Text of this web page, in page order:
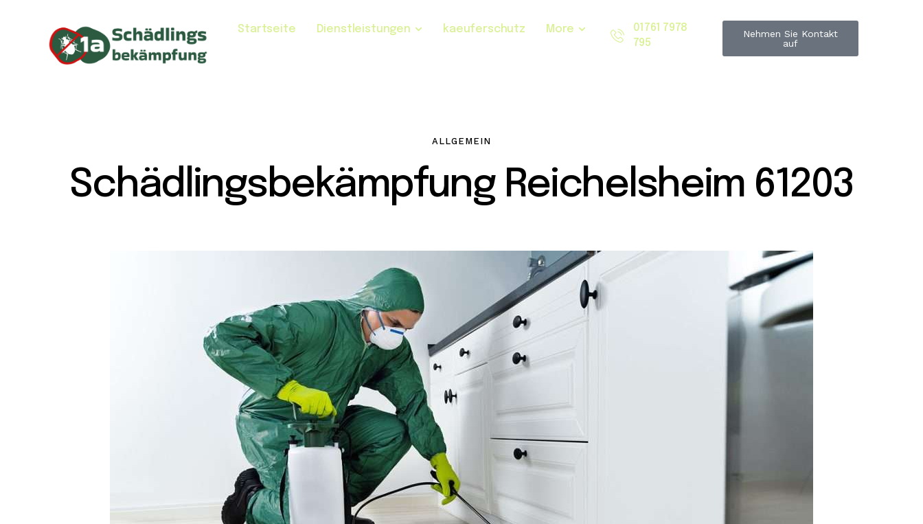
Startseite Dienstleistungen kaeuferschutz More
01761 7978
795
Nehmen Sie Kontakt
auf
ALLGEMEIN
Schädlingsbekämpfung Reichelsheim 61203